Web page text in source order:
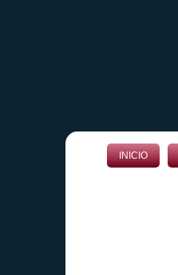
INICIO